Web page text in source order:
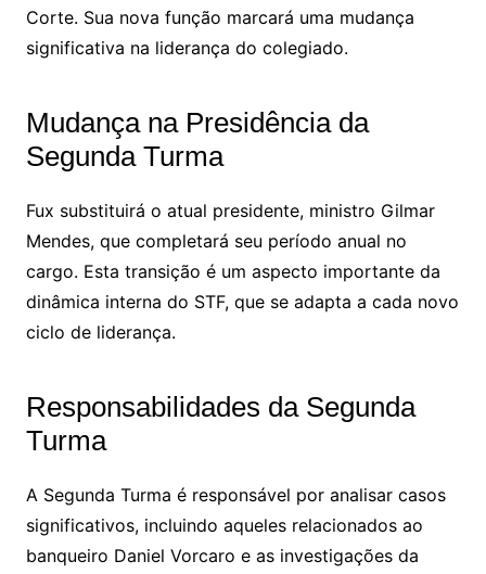
Corte. Sua nova função marcará uma mudança
significativa na liderança do colegiado.
Mudança na Presidência da
Segunda Turma
Fux substituirá o atual presidente, ministro Gilmar
Mendes, que completará seu período anual no
cargo. Esta transição é um aspecto importante da
dinâmica interna do STF, que se adapta a cada novo
ciclo de liderança.
Responsabilidades da Segunda
Turma
A Segunda Turma é responsável por analisar casos
significativos, incluindo aqueles relacionados ao
banqueiro Daniel Vorcaro e as investigações da